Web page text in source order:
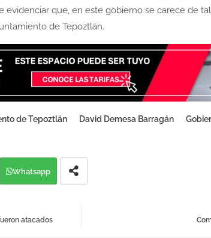
evidenciar que, en este gobierno se carece de
de Tepoztlán.
de Tepoztlán David Demesa Barragán
Whatsapp
atacados